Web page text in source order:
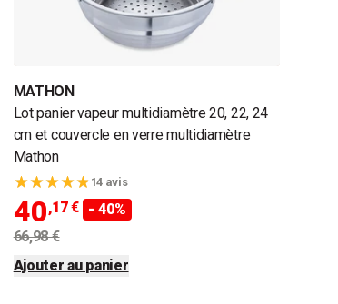
MATHON
Lot panier vapeur multidiamètre 20, 22, 24
cm et couvercle en verre multidiamètre
Mathon
14 avis
40,17 € - 40%
66,98 €
Ajouter au panier